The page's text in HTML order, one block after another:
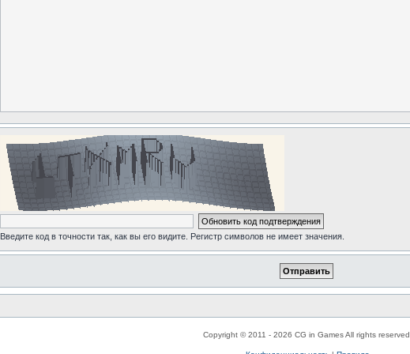
Введите код в точности так, как вы его видите. Регистр символов не имеет значения.
Copyright © 2011 - 2026 CG in Games All rights reserved.